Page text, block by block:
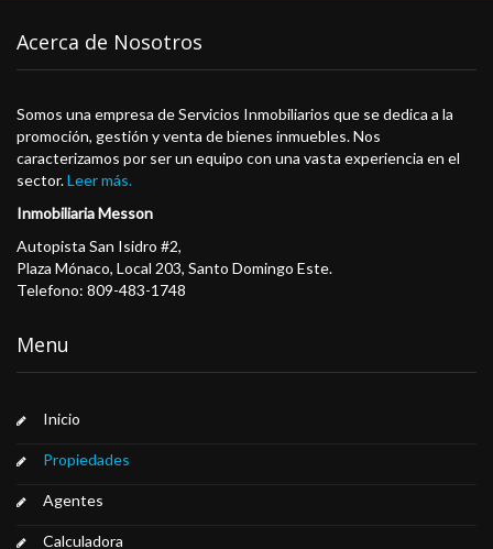
Acerca de Nosotros
Somos una empresa de Servicios Inmobiliarios que se dedica a la
promoción, gestión y venta de bienes inmuebles. Nos
caracterizamos por ser un equipo con una vasta experiencia en el
sector.Leer más.
Inmobiliaria Messon
Autopista San Isidro #2,
Plaza Mónaco, Local 203, Santo Domingo Este.
Telefono: 809-483-1748
Menu
Inicio
Propiedades
Agentes
Calculadora